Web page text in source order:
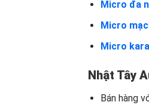
Micro đa
Micro
Micro
Nhật Tây
Bán hàng